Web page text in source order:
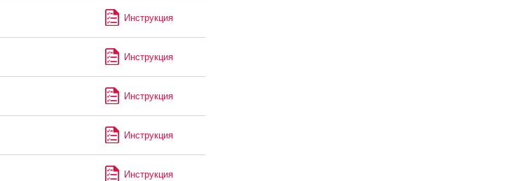
Инструкция
Инструкция
Инструкция
Инструкция
Инструкция